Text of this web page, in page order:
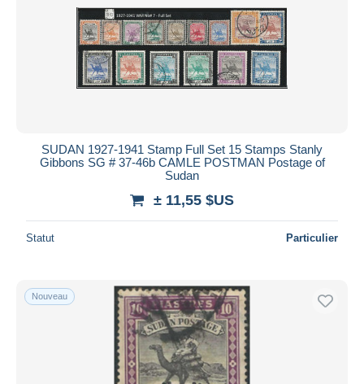
SUDAN 1927-1941 Stamp Full Set 15 Stamps Stanly
Gibbons SG # 37-46b CAMLE POSTMAN Postage of
Sudan
± 11,55 $US
Statut Particulier
Nouveau